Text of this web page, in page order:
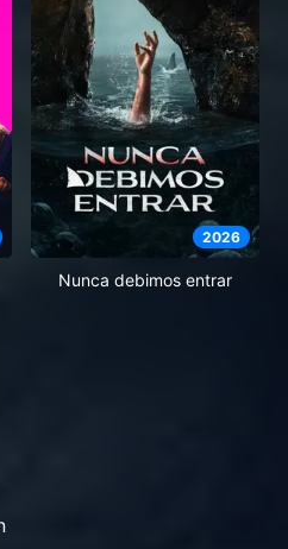
2026
Nunca debimos entrar